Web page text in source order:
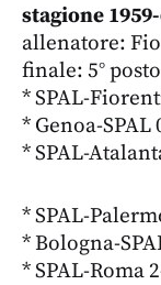
stagione
allenatore:
finale: 5° posto
* SPAL-
* Genoa-SPAL
* SPAL-
* SPAL-
* Bologna-
* SPAL-Roma